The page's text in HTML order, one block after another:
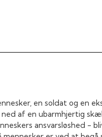
en soldat og en
af en ubarmhjertig
ansvarsløshed -